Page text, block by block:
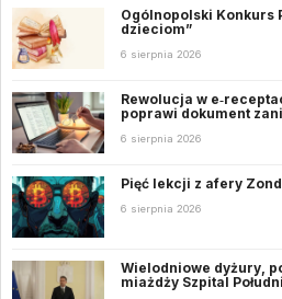
Ogólnopolski Konkurs
dzieciom”
6 sierpnia 2026
Rewolucja w
poprawi dokument
6 sierpnia 2026
Pięć lekcji z afery
6 sierpnia 2026
Wielodniowe dyżury,
miażdży Szpital